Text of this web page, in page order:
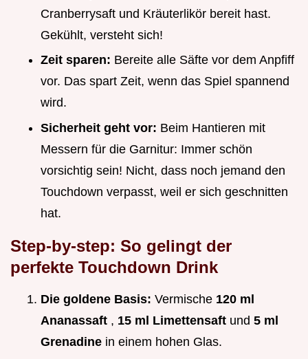
Cranberrysaft und Kräuterlikör bereit hast.
Gekühlt, versteht sich!
Zeit sparen: Bereite alle Säfte vor dem Anpfiff
vor. Das spart Zeit, wenn das Spiel spannend
wird.
Sicherheit geht vor: Beim Hantieren mit
Messern für die Garnitur: Immer schön
vorsichtig sein! Nicht, dass noch jemand den
Touchdown verpasst, weil er sich geschnitten
hat.
Step-by-step: So gelingt der
perfekte Touchdown Drink
Die goldene Basis: Vermische 120 ml
Ananassaft , 15 ml Limettensaft und 5 ml
Grenadine in einem hohen Glas.